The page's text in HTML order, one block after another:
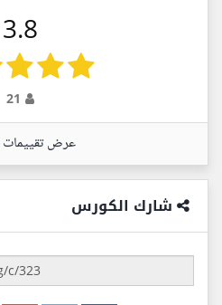
3.8
عرض تقييمات
شارك الكورس